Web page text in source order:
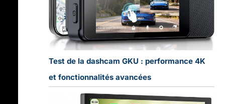
Test de la dashcam GKU : performance 4K
et fonctionnalités avancées